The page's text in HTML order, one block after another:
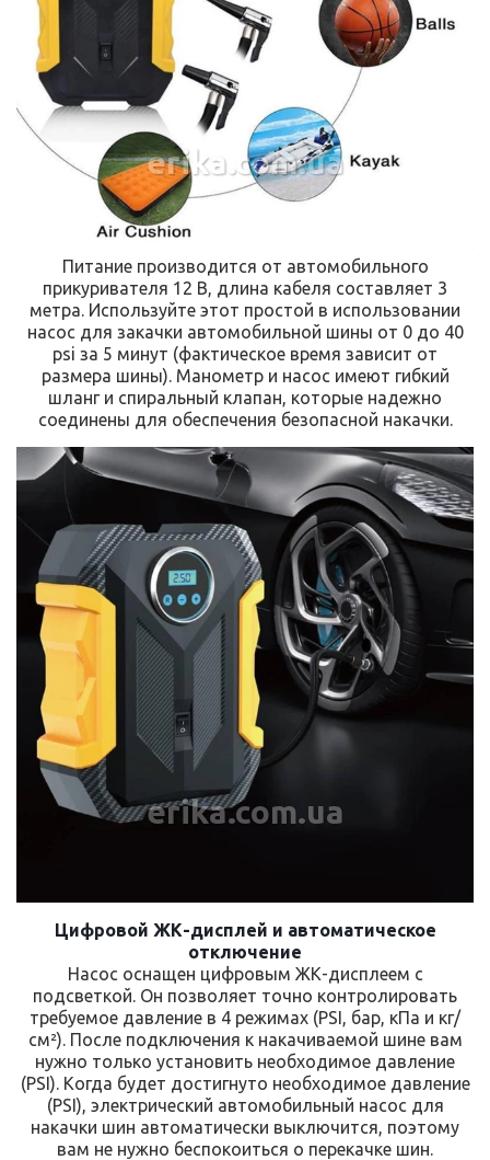
erika.com.ua
Питание производится от автомобильного
прикуривателя 12 В, длина кабеля составляет 3
метра. Используйте этот простой в использовании
насос для закачки автомобильной шины от 0 до 40
psi за 5 минут (фактическое время зависит от
размера шины). Манометр и насос имеют гибкий
шланг и спиральный клапан, которые надежно
соединены для обеспечения безопасной накачки.
erika.com.ua
Цифровой ЖК-дисплей и автоматическое
отключение
Насос оснащен цифровым ЖК-дисплеем с
подсветкой. Он позволяет точно контролировать
требуемое давление в 4 режимах (PSI, бар, кПа и кг/
см²). После подключения к накачиваемой шине вам
нужно только установить необходимое давление
(PSI). Когда будет достигнуто необходимое давление
(PSI), электрический автомобильный насос для
накачки шин автоматически выключится, поэтому
вам не нужно беспокоиться о перекачке шин.